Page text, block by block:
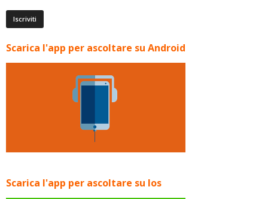
Scarica l'app per ascoltare su Android
Scarica l'app per ascoltare su Ios